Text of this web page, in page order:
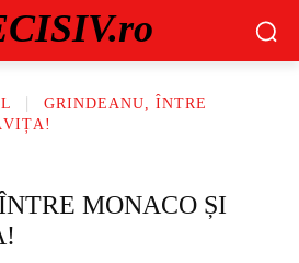
GRINDEANU, ÎNTRE
MONACO ȘI